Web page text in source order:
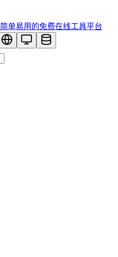
单易用的免费在线工具平台